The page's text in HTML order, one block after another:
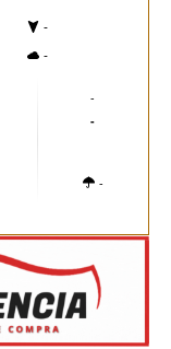
-
-
-
-
-